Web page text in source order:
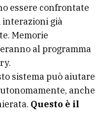
essere confrontate
interazioni già
Memorie
al programma
sistema può aiutare
anche
Questo è il